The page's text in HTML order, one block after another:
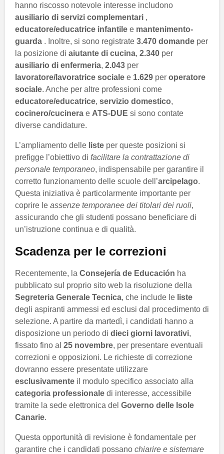
hanno riscosso notevole interesse includono
ausiliario di servizi complementari ,
educatore/educatrice infantile e mantenimento-
guarda . Inoltre, si sono registrate 3.470 domande per
la posizione di aiutante di cucina, 2.340 per
ausiliario di enfermeria, 2.043 per
lavoratore/lavoratrice sociale e 1.629 per operatore
sociale. Anche per altre professioni come
educatore/educatrice, servizio domestico,
cocinero/cucinera e ATS-DUE si sono contate
diverse candidature.
L’ampliamento delle liste per queste posizioni si
prefigge l’obiettivo di facilitare la contrattazione di
personale temporaneo, indispensabile per garantire il
corretto funzionamento delle scuole dell’arcipelago.
Questa iniziativa è particolarmente importante per
coprire le assenze temporanee dei titolari dei ruoli,
assicurando che gli studenti possano beneficiare di
un’istruzione continua e di qualità.
Scadenza per le correzioni
Recentemente, la Consejería de Educación ha
pubblicato sul proprio sito web la risoluzione della
Segreteria Generale Tecnica, che include le liste
degli aspiranti ammessi ed esclusi dal procedimento di
selezione. A partire da martedì, i candidati hanno a
disposizione un periodo di dieci giorni lavorativi,
fissato fino al 25 novembre, per presentare eventuali
correzioni e opposizioni. Le richieste di correzione
dovranno essere presentate utilizzare
esclusivamente il modulo specifico associato alla
categoria professionale di interesse, accessibile
tramite la sede elettronica del Governo delle Isole
Canarie.
Questa opportunità di revisione è fondamentale per
garantire che i candidati possano chiarire e sistemare